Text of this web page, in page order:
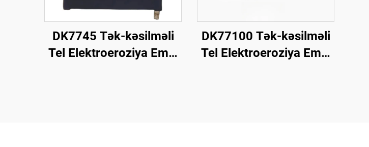
DK7745 Tək-kəsilməli
Tel Elektroeroziya Emal
DK77100 Tək-kəsilməli
Tel Elektroeroziya Emal